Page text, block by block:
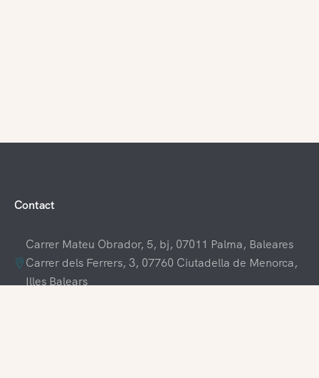
Contact
Carrer Mateu Obrador, 5, bj, 07011 Palma, Baleares
Carrer dels Ferrers, 3, 07760 Ciutadella de Menorca,
Illes Balears